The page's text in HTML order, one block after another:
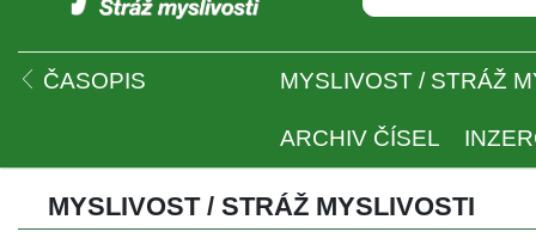
ČASOPIS MYSLIVOST / STRÁŽ
ARCHIV ČÍSEL
MYSLIVOST / STRÁŽ MYSLIVOSTI